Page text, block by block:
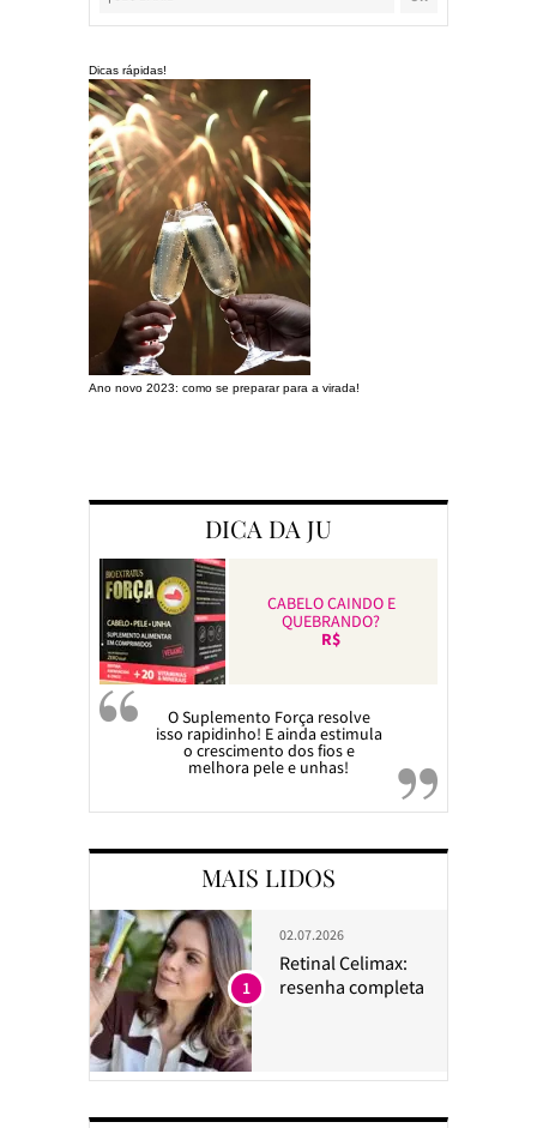
Dicas rápidas!
Ano novo 2023: como se preparar para a virada!
DICA DA JU
CABELO CAINDO E
QUEBRANDO?
R$
O Suplemento Força resolve
isso rapidinho! E ainda estimula
o crescimento dos fios e
melhora pele e unhas!
MAIS LIDOS
02.07.2026
Retinal Celimax:
resenha completa
1